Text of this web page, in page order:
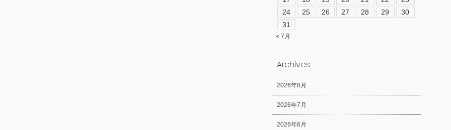
24
25 26 27 28 29
30
31
« 7月
Archives
2026年8月
2026年7月
2026年6月